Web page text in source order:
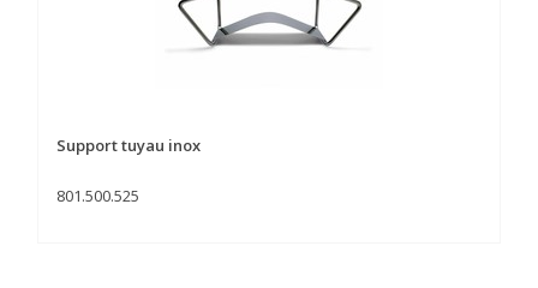
Support tuyau inox
801.500.525